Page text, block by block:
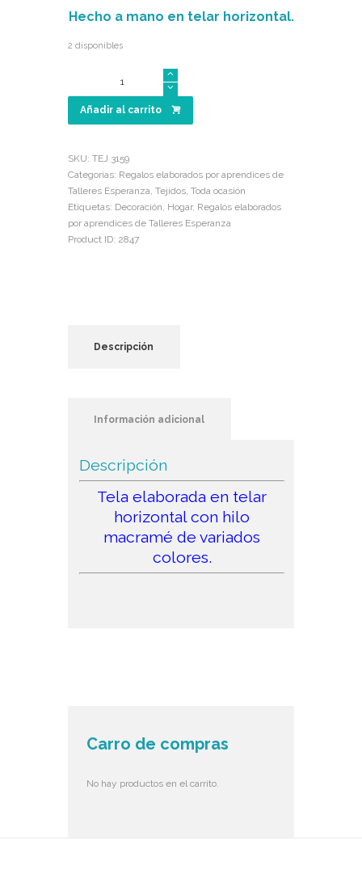
Hecho a mano en telar horizontal.
2 disponibles
cantidad
Añadir al carrito
SKU: TEJ 3159
Categorías: Regalos elaborados por aprendices de
Talleres Esperanza, Tejidos, Toda ocasión
Etiquetas: Decoración, Hogar, Regalos elaborados
por aprendices de Talleres Esperanza
Product ID: 2847
Descripción
Información adicional
Descripción
Tela elaborada en telar
horizontal con hilo
macramé de variados
colores.
Carro de compras
No hay productos en el carrito.